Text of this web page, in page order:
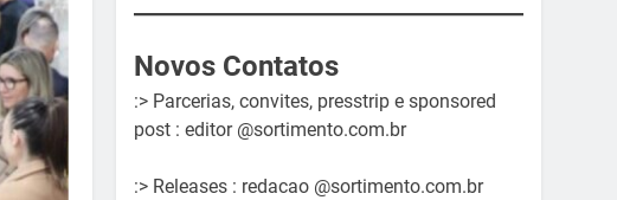
Novos Contatos
:> Parcerias, convites, presstrip e sponsored
post : editor @sortimento.com.br
:> Releases : redacao @sortimento.com.br